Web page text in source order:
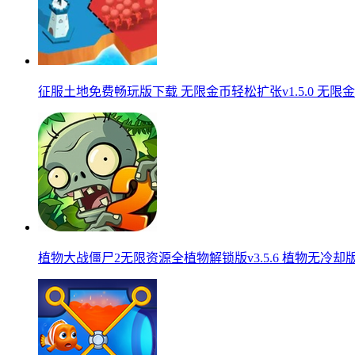
征服土地免费畅玩版下载 无限金币轻松扩张v1.5.0 无限
植物大战僵尸2无限资源全植物解锁版v3.5.6 植物无冷却